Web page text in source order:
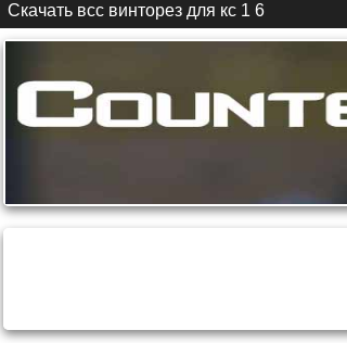
Скачать всс винторез для кс 1 6